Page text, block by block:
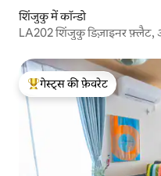
शिंजुकु में कॉन्डो
LA202 शिंजुकु डिज़ाइनर फ़्लैट,
गेस्ट्स का टॉप फ़ेवरेट
गेस्ट्स की फ़ेवरेट